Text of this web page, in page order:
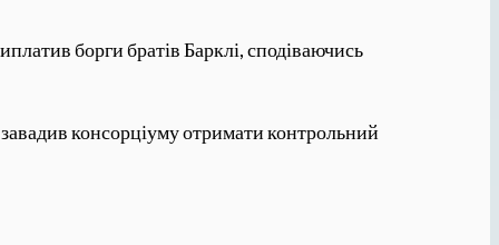
борги братів Барклі, сподіваючись
консорціуму отримати контрольний